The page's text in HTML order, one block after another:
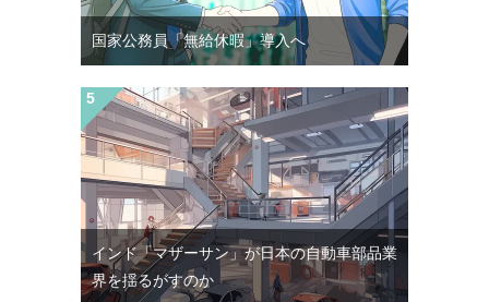
国家公務員「無給休暇」導入へ
インド「マザーサン」が日本の自動車部品業
界を揺るがすのか